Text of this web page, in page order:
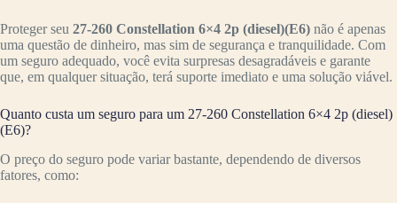
Proteger seu 27-260 Constellation 6×4 2p (diesel)(E6) não é apenas
uma questão de dinheiro, mas sim de segurança e tranquilidade. Com
um seguro adequado, você evita surpresas desagradáveis e garante
que, em qualquer situação, terá suporte imediato e uma solução viável.
Quanto custa um seguro para um 27-260 Constellation 6×4 2p (diesel)
(E6)?
O preço do seguro pode variar bastante, dependendo de diversos
fatores, como: